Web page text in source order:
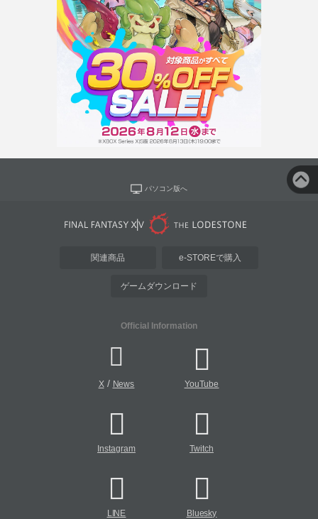
パソコン版へ
関連商品 e-STOREで購入
ゲームダウンロード
Official Information
X/ News YouTube
Instagram Twitch
LINE Bluesky